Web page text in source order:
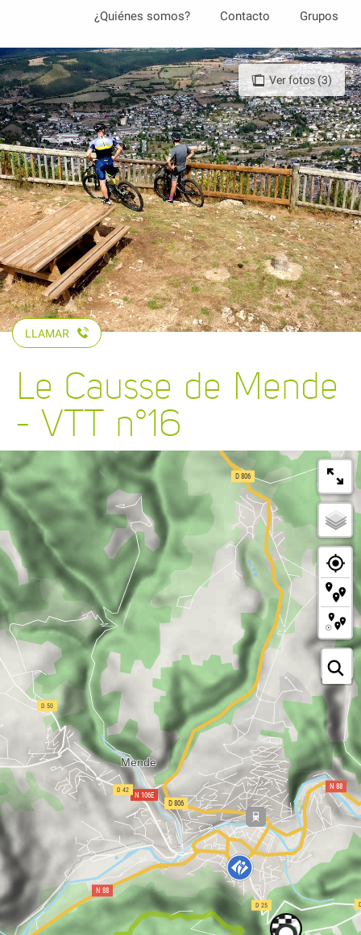
contenu
principal
¿Quiénes somos? Contacto Grupos
Ver fotos (3)
LLAMAR
Le Causse de Mende
- VTT n°16